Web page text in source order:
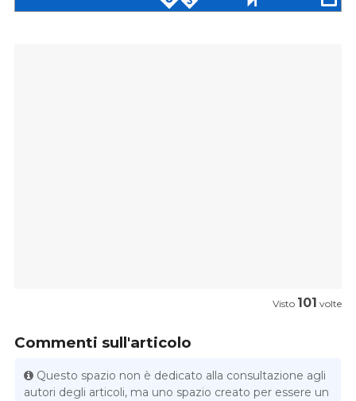
Visto 101 volte
Commenti sull'articolo
Questo spazio non è dedicato alla consultazione agli
autori degli articoli, ma uno spazio creato per essere un